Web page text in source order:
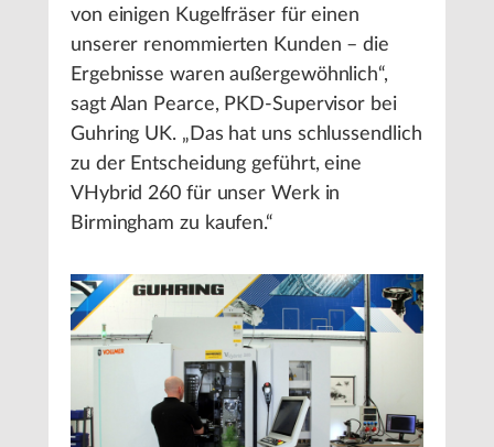
von einigen Kugelfräser für einen
unserer renommierten Kunden – die
Ergebnisse waren außergewöhnlich“,
sagt Alan Pearce, PKD-Supervisor bei
Guhring UK. „Das hat uns schlussendlich
zu der Entscheidung geführt, eine
VHybrid 260 für unser Werk in
Birmingham zu kaufen.“